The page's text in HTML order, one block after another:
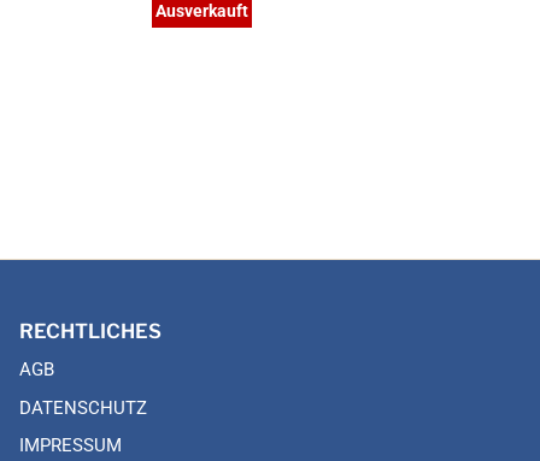
Ausverkauft
RECHTLICHES
AGB
DATENSCHUTZ
IMPRESSUM